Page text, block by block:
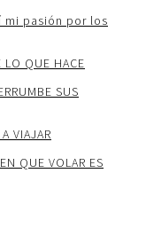
mi pasión por los
LO QUE HACE
SUS
VIAJAR
QUE VOLAR ES